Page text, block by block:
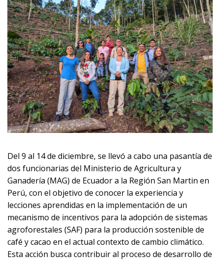
Del 9 al 14 de diciembre, se llevó a cabo una pasantía de
dos funcionarias del Ministerio de Agricultura y
Ganadería (MAG) de Ecuador a la Región San Martin en
Perú, con el objetivo de conocer la experiencia y
lecciones aprendidas en la implementación de un
mecanismo de incentivos para la adopción de sistemas
agroforestales (SAF) para la producción sostenible de
café y cacao en el actual contexto de cambio climático.
Esta acción busca contribuir al proceso de desarrollo de